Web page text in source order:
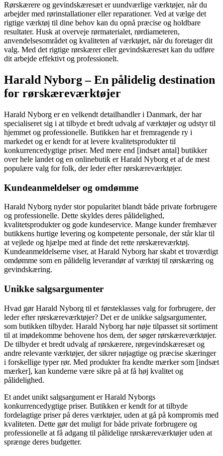
Rørskærere og gevindskæresæt er uundværlige værktøjer, når du
arbejder med rørinstallationer eller reparationer. Ved at vælge det
rigtige værktøj til dine behov kan du opnå præcise og holdbare
resultater. Husk at overveje rørmaterialet, rørdiameteren,
anvendelsesområdet og kvaliteten af værktøjet, når du foretager dit
valg. Med det rigtige rørskærer eller gevindskæresæt kan du udføre
dit arbejde effektivt og professionelt.
Harald Nyborg – En pålidelig destination
for rørskæreværktøjer
Harald Nyborg er en velkendt detailhandler i Danmark, der har
specialiseret sig i at tilbyde et bredt udvalg af værktøjer og udstyr til
hjemmet og professionelle. Butikken har et fremragende ry i
markedet og er kendt for at levere kvalitetsprodukter til
konkurrencedygtige priser. Med mere end [indsæt antal] butikker
over hele landet og en onlinebutik er Harald Nyborg et af de mest
populære valg for folk, der leder efter rørskæreværktøjer.
Kundeanmeldelser og omdømme
Harald Nyborg nyder stor popularitet blandt både private forbrugere
og professionelle. Dette skyldes deres pålidelighed,
kvalitetsprodukter og gode kundeservice. Mange kunder fremhæver
butikkens hurtige levering og kompetente personale, der står klar til
at vejlede og hjælpe med at finde det rette rørskæreværktøj.
Kundeanmeldelserne viser, at Harald Nyborg har skabt et troværdigt
omdømme som en pålidelig leverandør af værktøj til rørskæring og
gevindskæring.
Unikke salgsargumenter
Hvad gør Harald Nyborg til et førsteklasses valg for forbrugere, der
leder efter rørskæreværktøjer? Det er de unikke salgsargumenter,
som butikken tilbyder. Harald Nyborg har nøje tilpasset sit sortiment
til at imødekomme behovene hos dem, der søger rørskæreværktøjer.
De tilbyder et bredt udvalg af rørskærere, rørgevindskæresæt og
andre relevante værktøjer, der sikrer nøjagtige og præcise skæringer
i forskellige typer rør. Med produkter fra kendte mærker som [indsæt
mærker], kan kunderne være sikre på at få høj kvalitet og
pålidelighed.
Et andet unikt salgsargument er Harald Nyborgs
konkurrencedygtige priser. Butikken er kendt for at tilbyde
fordelagtige priser på deres værktøjer, uden at gå på kompromis med
kvaliteten. Dette gør det muligt for både private forbrugere og
professionelle at få adgang til pålidelige rørskæreværktøjer uden at
sprænge deres budgetter.